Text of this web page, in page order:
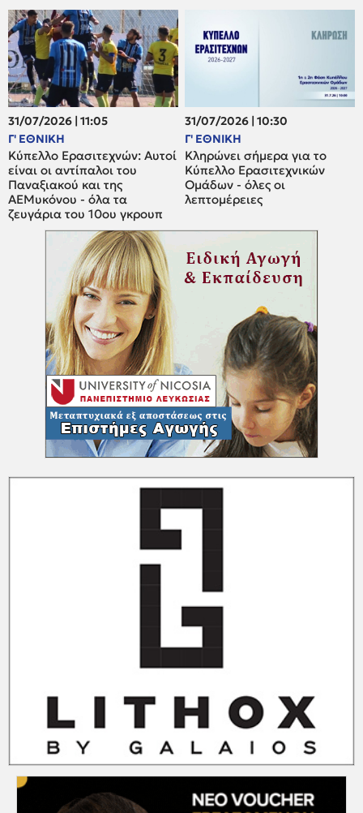
31/07/2026 | 11:05
Γ' ΕΘΝΙΚΗ
Κύπελλο Ερασιτεχνών: Αυτοί
είναι οι αντίπαλοι του
Παναξιακού και της
ΑΕΜυκόνου - όλα τα
ζευγάρια του 10ου γκρουπ
31/07/2026 | 10:30
Γ' ΕΘΝΙΚΗ
Κληρώνει σήμερα για το
Κύπελλο Ερασιτεχνικών
Ομάδων - όλες οι
λεπτομέρειες